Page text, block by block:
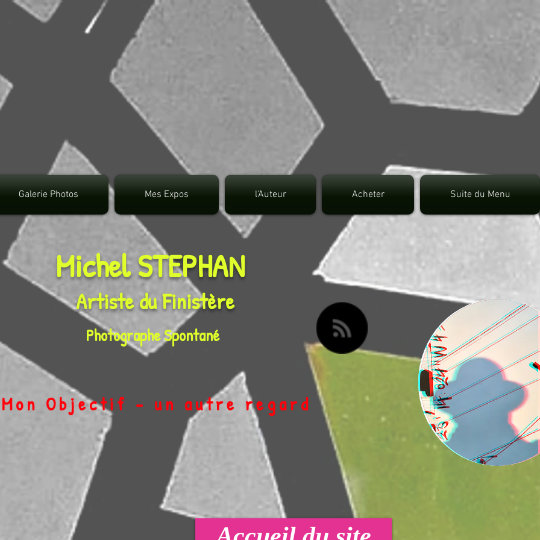
google.com, pub-3495372942191315, DIRECT, f08c47fec0942fa0
Galerie Photos Mes Expos l'Auteur Acheter Suite du Menu
Michel STEPHAN
Artiste duFinistère
Photographe Spontané
Objectif - un autre regard